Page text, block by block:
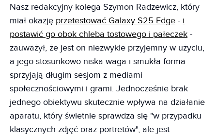
Nasz redakcyjny kolega Szymon Radzewicz, który
miał okazję przetestować Galaxy S25 Edge - i
postawić go obok chleba tostowego i pałeczek -
zauważył, że jest on niezwykle przyjemny w użyciu,
a jego stosunkowo niska waga i smukła forma
sprzyjają długim sesjom z mediami
społecznościowymi i grami. Jednocześnie brak
jednego obiektywu skutecznie wpływa na działanie
aparatu, który świetnie sprawdza się "w przypadku
klasycznych zdjęć oraz portretów", ale jest